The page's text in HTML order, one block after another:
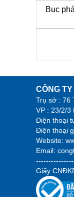
Bục
CÔNG
Trụ sở : 76
VP : 23/2/3
Điện thoại
Điện thoại
Website:
Email:
Giấy